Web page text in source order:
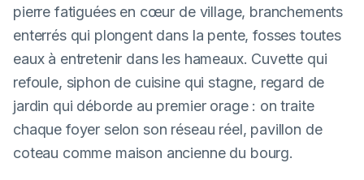
pierre fatiguées en cœur de village, branchements
enterrés qui plongent dans la pente, fosses toutes
eaux à entretenir dans les hameaux. Cuvette qui
refoule, siphon de cuisine qui stagne, regard de
jardin qui déborde au premier orage : on traite
chaque foyer selon son réseau réel, pavillon de
coteau comme maison ancienne du bourg.